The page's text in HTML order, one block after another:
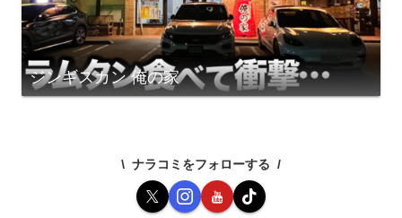
ジンギスカン 俺の家
ナラコミをフォローする